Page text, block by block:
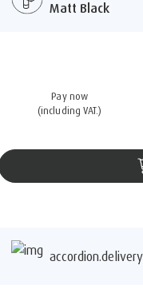
Matt Black
Pay now
(including VAT.)